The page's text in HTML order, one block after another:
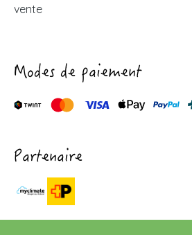
vente
Modes de paiement
Partenaire